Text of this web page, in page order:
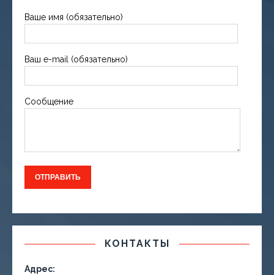
Ваше имя (обязательно)
Ваш e-mail (обязательно)
Сообщение
КОНТАКТЫ
Адрес: